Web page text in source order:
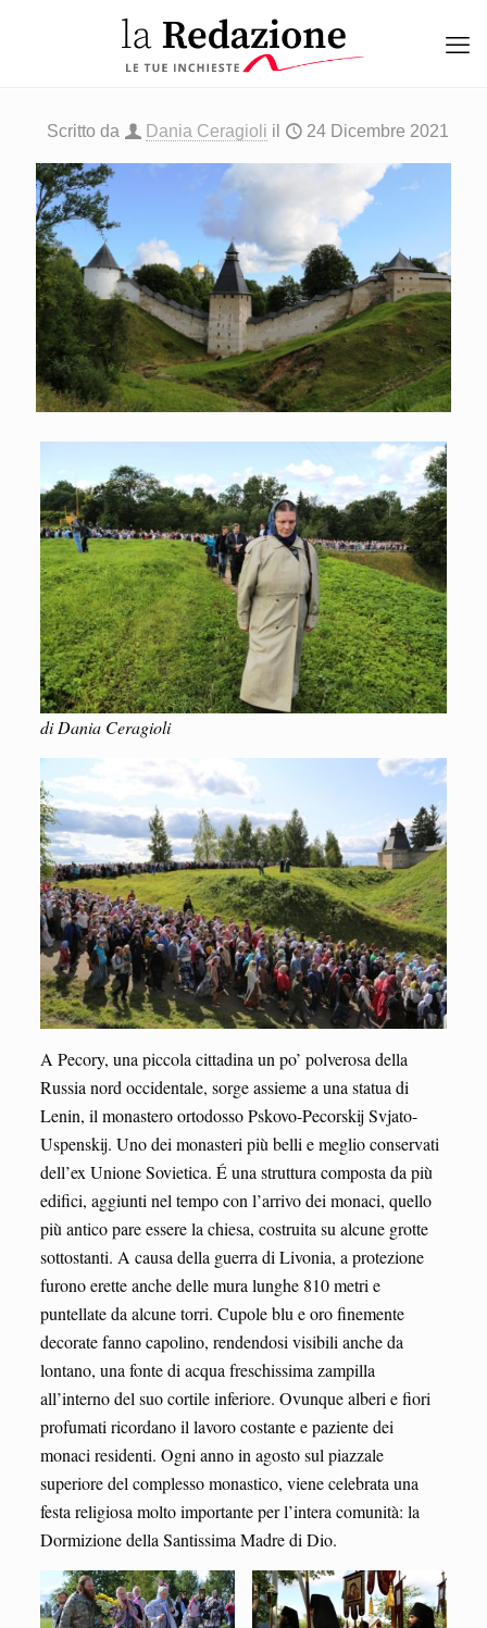
Scritto da Dania Ceragioli il 24 Dicembre 2021
di Dania Ceragioli
A Pecory, una piccola cittadina un po’ polverosa della
Russia nord occidentale, sorge assieme a una statua di
Lenin, il monastero ortodosso Pskovo-Pecorskij Svjato-
Uspenskij. Uno dei monasteri più belli e meglio conservati
dell’ex Unione Sovietica. É una struttura composta da più
edifici, aggiunti nel tempo con l’arrivo dei monaci, quello
più antico pare essere la chiesa, costruita su alcune grotte
sottostanti. A causa della guerra di Livonia, a protezione
furono erette anche delle mura lunghe 810 metri e
puntellate da alcune torri. Cupole blu e oro finemente
decorate fanno capolino, rendendosi visibili anche da
lontano, una fonte di acqua freschissima zampilla
all’interno del suo cortile inferiore. Ovunque alberi e fiori
profumati ricordano il lavoro costante e paziente dei
monaci residenti. Ogni anno in agosto sul piazzale
superiore del complesso monastico, viene celebrata una
festa religiosa molto importante per l’intera comunità: la
Dormizione della Santissima Madre di Dio.